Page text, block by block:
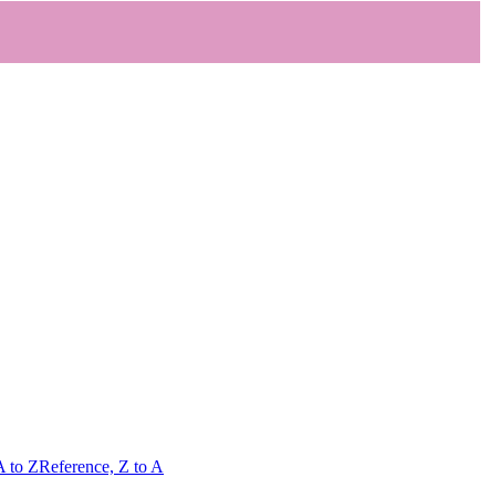
to ZReference, Z to A